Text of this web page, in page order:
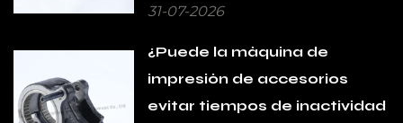
31-07-2026
¿Puede la máquina de
impresión de accesorios
evitar tiempos de inactividad